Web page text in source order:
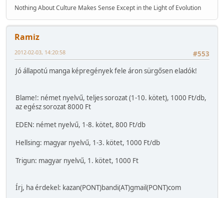
Nothing About Culture Makes Sense Except in the Light of Evolution
Ramiz
#553
2012-02-03, 14:20:58
Jó állapotú manga képregények fele áron sürgősen eladók!
Blame!: német nyelvű, teljes sorozat (1-10. kötet), 1000 Ft/db,
az egész sorozat 8000 Ft
EDEN: német nyelvű, 1-8. kötet, 800 Ft/db
Hellsing: magyar nyelvű, 1-3. kötet, 1000 Ft/db
Trigun: magyar nyelvű, 1. kötet, 1000 Ft
Írj, ha érdekel: kazan(PONT)bandi(AT)gmail(PONT)com